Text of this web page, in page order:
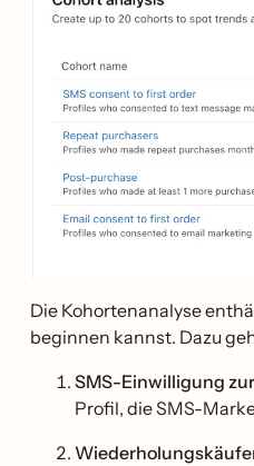
Die Kohortenanalyse
beginnen kannst. Dazu
SMS-Einwilligung
Profil, die SMS-